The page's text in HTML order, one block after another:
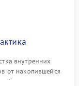
внутренних
от накопившейся
балласта лампы и